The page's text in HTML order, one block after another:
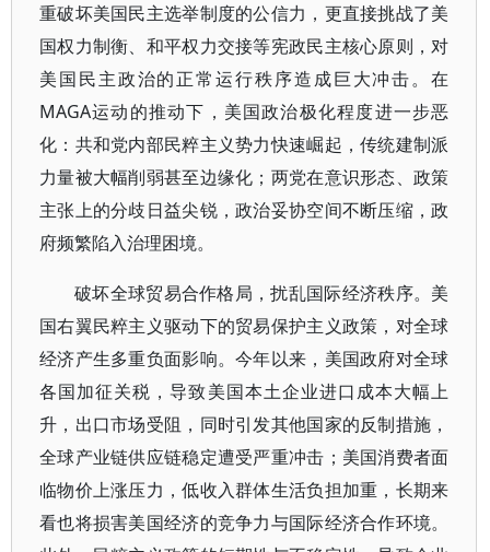
重破坏美国民主选举制度的公信力，更直接挑战了美
国权力制衡、和平权力交接等宪政民主核心原则，对
美国民主政治的正常运行秩序造成巨大冲击。在
MAGA运动的推动下，美国政治极化程度进一步恶
化：共和党内部民粹主义势力快速崛起，传统建制派
力量被大幅削弱甚至边缘化；两党在意识形态、政策
主张上的分歧日益尖锐，政治妥协空间不断压缩，政
府频繁陷入治理困境。
破坏全球贸易合作格局，扰乱国际经济秩序。美
国右翼民粹主义驱动下的贸易保护主义政策，对全球
经济产生多重负面影响。今年以来，美国政府对全球
各国加征关税，导致美国本土企业进口成本大幅上
升，出口市场受阻，同时引发其他国家的反制措施，
全球产业链供应链稳定遭受严重冲击；美国消费者面
临物价上涨压力，低收入群体生活负担加重，长期来
看也将损害美国经济的竞争力与国际经济合作环境。